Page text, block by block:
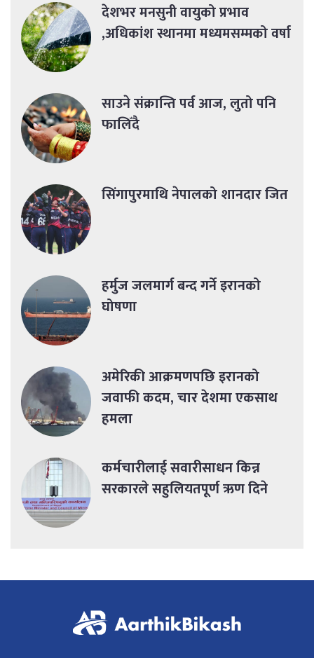
देशभर मनसुनी वायुको प्रभाव
,अधिकांश स्थानमा मध्यमसम्मको वर्षा
साउने संक्रान्ति पर्व आज, लुतो पनि
फालिँदै
सिंगापुरमाथि नेपालको शानदार जित
हर्मुज जलमार्ग बन्द गर्ने इरानको
घोषणा
अमेरिकी आक्रमणपछि इरानको
जवाफी कदम, चार देशमा एकसाथ
हमला
कर्मचारीलाई सवारीसाधन किन्न
सरकारले सहुलियतपूर्ण ऋण दिने